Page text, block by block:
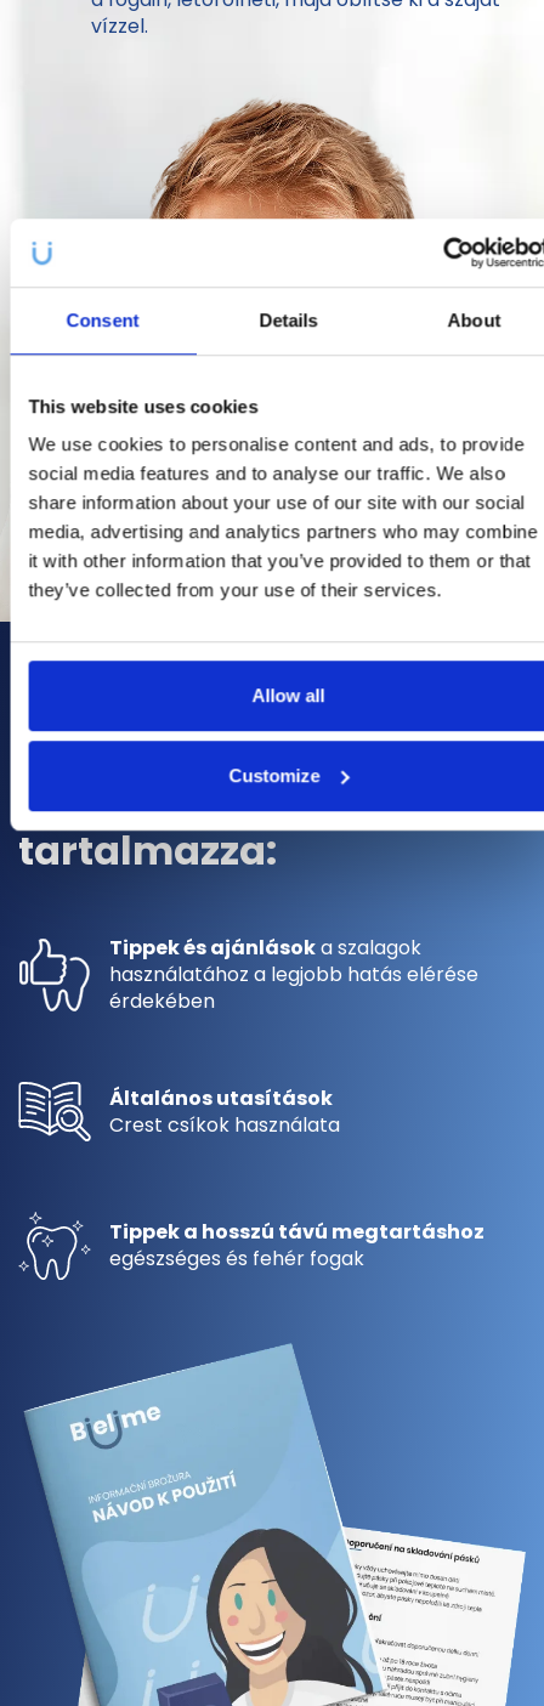
Consent Details About
This website uses cookies
We use cookies to personalise content and ads, to provide
social media features and to analyse our traffic. We also
share information about your use of our site with our social
media, advertising and analytics partners who may combine
it with other information that you’ve provided to them or that
they’ve collected from your use of their services.
Allow all
Customize
vízzel.
Minden rendeléshez
kapsz egy brosúrát,
amely a következőket
tartalmazza:
Tippek és ajánlásoka szalagok
használatához a legjobb hatás elérése
érdekében
Általános utasítások
Crest csíkok használata
Tippek a hosszú távú megtartáshoz
egészséges és fehér fogak